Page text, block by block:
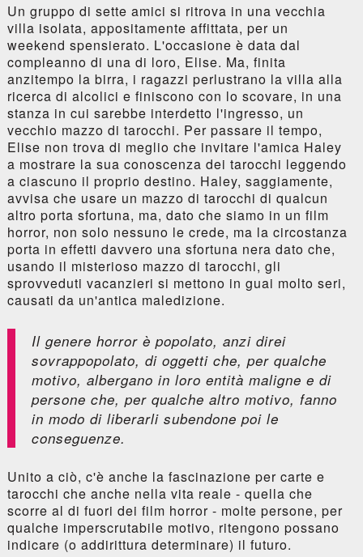
Un gruppo di sette amici si ritrova in una vecchia
villa isolata, appositamente affittata, per un
weekend spensierato. L'occasione è data dal
compleanno di una di loro, Elise. Ma, finita
anzitempo la birra, i ragazzi perlustrano la villa alla
ricerca di alcolici e finiscono con lo scovare, in una
stanza in cui sarebbe interdetto l'ingresso, un
vecchio mazzo di tarocchi. Per passare il tempo,
Elise non trova di meglio che invitare l'amica Haley
a mostrare la sua conoscenza dei tarocchi leggendo
a ciascuno il proprio destino. Haley, saggiamente,
avvisa che usare un mazzo di tarocchi di qualcun
altro porta sfortuna, ma, dato che siamo in un film
horror, non solo nessuno le crede, ma la circostanza
porta in effetti davvero una sfortuna nera dato che,
usando il misterioso mazzo di tarocchi, gli
sprovveduti vacanzieri si mettono in guai molto seri,
causati da un'antica maledizione.
Il genere horror è popolato, anzi direi
sovrappopolato, di oggetti che, per qualche
motivo, albergano in loro entità maligne e di
persone che, per qualche altro motivo, fanno
in modo di liberarli subendone poi le
conseguenze.
Unito a ciò, c'è anche la fascinazione per carte e
tarocchi che anche nella vita reale - quella che
scorre al di fuori dei film horror - molte persone, per
qualche imperscrutabile motivo, ritengono possano
indicare (o addirittura determinare) il futuro.